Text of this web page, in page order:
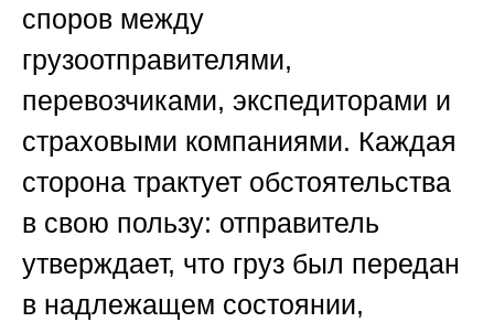
споров между
грузоотправителями,
перевозчиками, экспедиторами и
страховыми компаниями. Каждая
сторона трактует обстоятельства
в свою пользу: отправитель
утверждает, что груз был передан
в надлежащем состоянии,